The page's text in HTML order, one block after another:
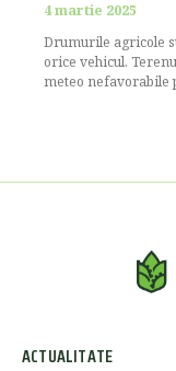
4 martie 2025
Drumurile agricole
orice vehicul.
meteo nefavorabile
ACTUALITATE